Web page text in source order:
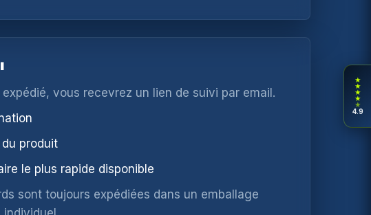
expédié, vous recevrez un lien de suivi par email.
du produit
le plus rapide disponible
sont toujours expédiées dans un emballage
★
★
★
★
★
4.9